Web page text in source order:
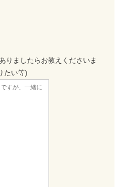
りましたらお教えくださいま
たい等)